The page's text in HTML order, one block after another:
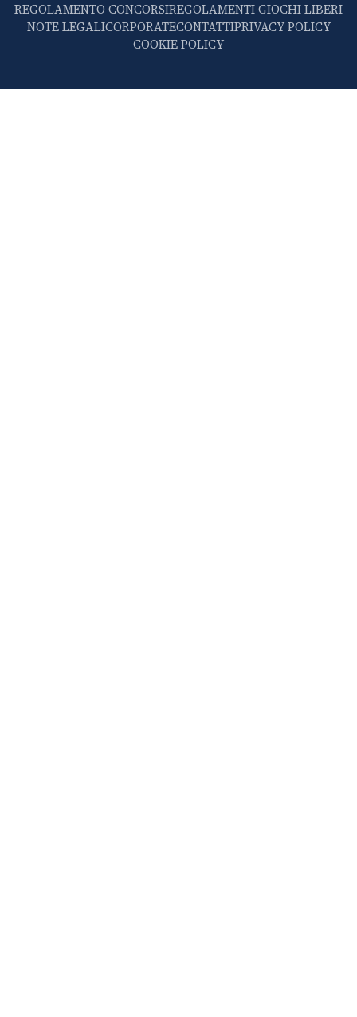
REGOLAMENTO CONCORSIREGOLAMENTI GIOCHI LIBERI
NOTE LEGALICORPORATECONTATTIPRIVACY POLICY
COOKIE POLICY